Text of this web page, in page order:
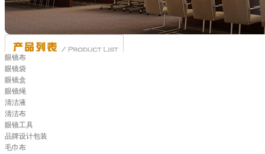
眼镜布
眼镜袋
眼镜盒
眼镜绳
清洁液
清洁布
眼镜工具
品牌设计包装
毛巾布